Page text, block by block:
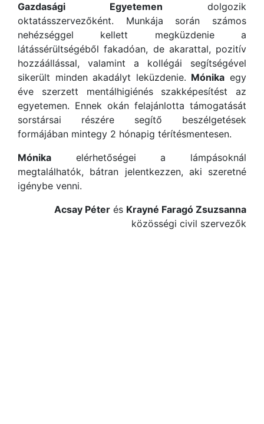
Gazdasági Egyetemen dolgozik
oktatásszervezőként. Munkája során számos
nehézséggel kellett megküzdenie a
látássérültségéből fakadóan, de akarattal, pozitív
hozzáállással, valamint a kollégái segítségével
sikerült minden akadályt leküzdenie. Mónika egy
éve szerzett mentálhigiénés szakképesítést az
egyetemen. Ennek okán felajánlotta támogatását
sorstársai részére segítő beszélgetések
formájában mintegy 2 hónapig térítésmentesen.
Mónika elérhetőségei a lámpásoknál
megtalálhatók, bátran jelentkezzen, aki szeretné
igénybe venni.
Acsay Péter és Krayné Faragó Zsuzsanna
közösségi civil szervezők